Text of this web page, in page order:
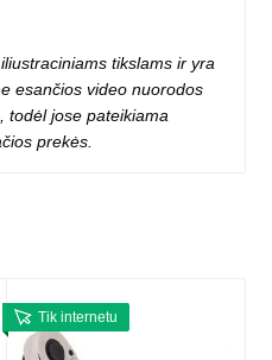
tikslams ir yra
esančios video nuorodos
todėl jose pateikiama
prekės.
Tik internetu